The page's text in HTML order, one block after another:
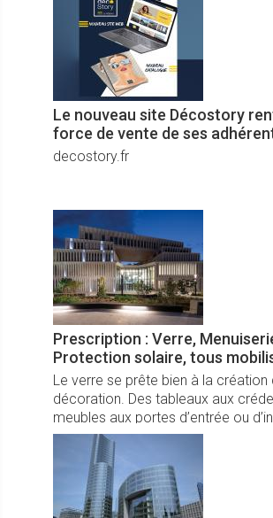
Le nouveau site Décostory
force de vente de ses
decostory.fr
Prescription : Verre,
Protection solaire, tous
Le verre se prête bien à la création
décoration. Des tableaux aux
meubles aux portes d’entrée ou
dalles de sol aux parois de douche,
des possibles est vaste.